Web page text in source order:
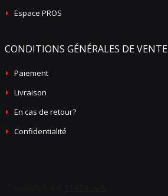
Espace PROS
CONDITIONS GÉNÉRALES DE VENTE
Paiement
Livraison
En cas de retour?
Confidentialité